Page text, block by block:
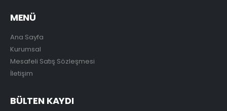
MENÜ
Ana Sayfa
Kurumsal
Mesafeli Satış Sözleşmesi
İletişim
BÜLTEN KAYDI